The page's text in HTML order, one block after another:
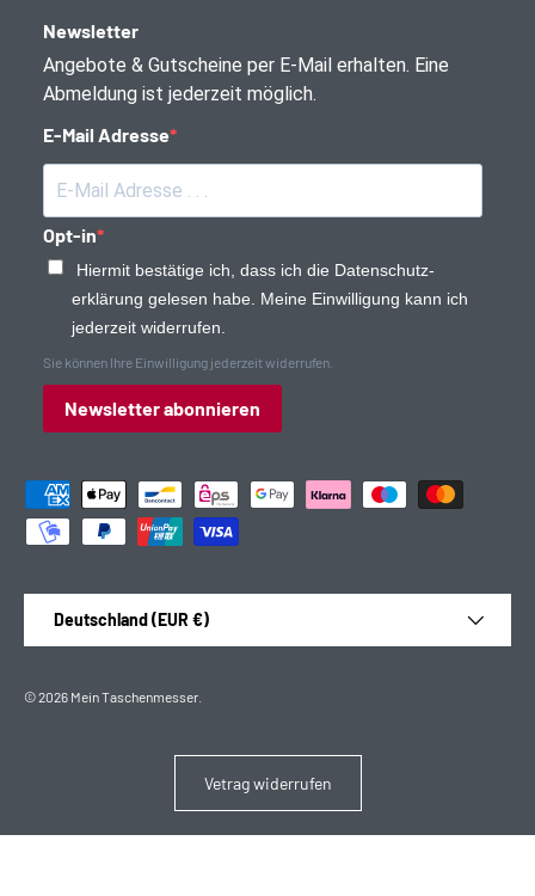
Newsletter
Angebote & Gutscheine per E-Mail erhalten. Eine
Abmeldung ist jederzeit möglich.
E-Mail Adresse
Opt-in
Hiermit bestätige ich, dass ich die Daten­schutz­
erklärung gelesen habe. Meine Einwilligung kann ich
jederzeit widerrufen.
Sie können Ihre Einwilligung jederzeit widerrufen.
Newsletter abonnieren
Zahlungsmethoden
Deutschland (EUR €)
© 2026 Mein Taschenmesser
Vetrag widerrufen